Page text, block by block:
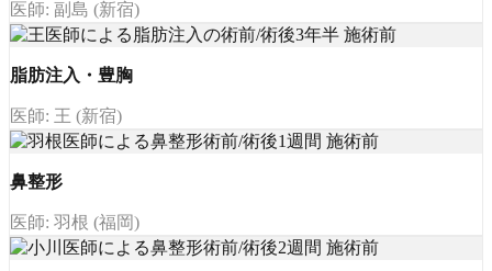
医師: 副島 (新宿)
脂肪注入・豊胸
医師: 王 (新宿)
鼻整形
医師: 羽根 (福岡)